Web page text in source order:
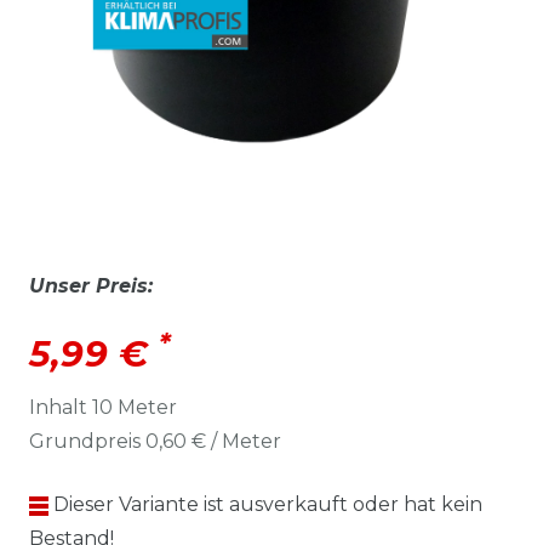
Unser Preis:
5,99 € *
Inhalt 10 Meter
Grundpreis 0,60 € / Meter
Dieser Variante ist ausverkauft oder hat kein
Bestand!